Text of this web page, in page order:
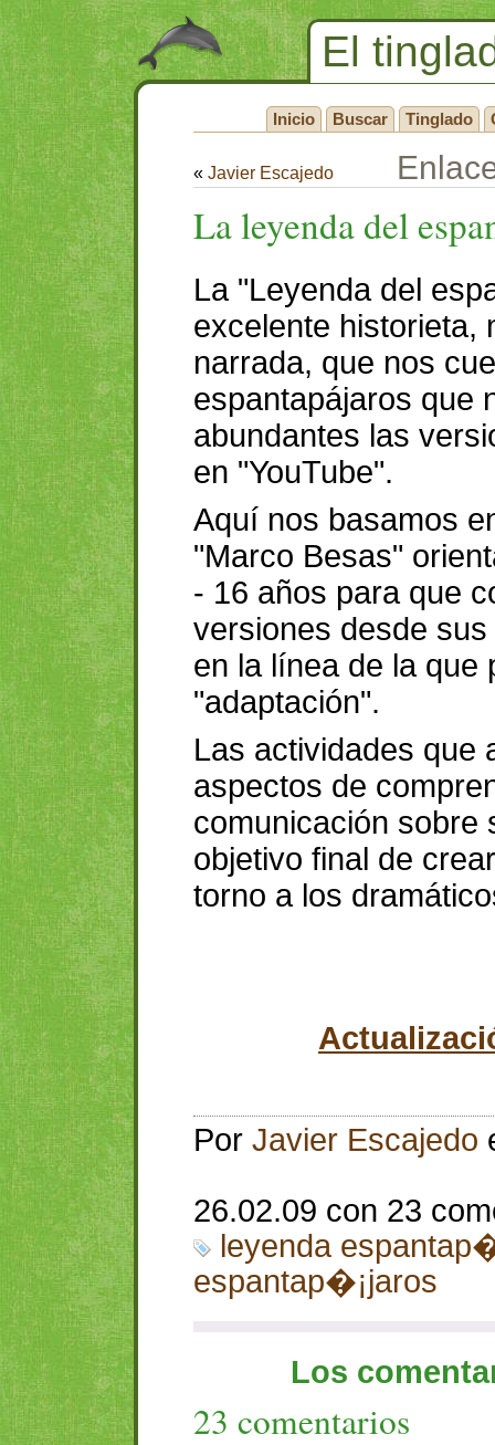
El
Inicio Buscar Tinglado
« Javier Escajedo
La leyenda del
La "Leyenda del
excelente historieta,
narrada, que nos
espantapájaros que
abundantes las
en "YouTube".
Aquí nos basamos
"Marco Besas"
- 16 años para que
versiones desde
en la línea de la que
"adaptación".
Las actividades que
aspectos de
comunicación sobre
objetivo final de
torno a los
Por Javier Escajedo
26.02.09 con 23
leyenda
espantap�¡jaros
Los
23 comentarios